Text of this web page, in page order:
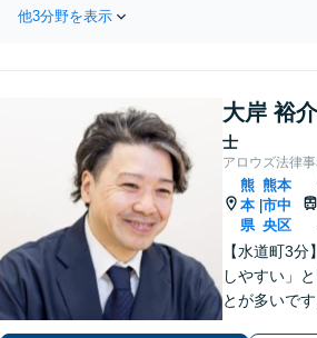
ス。
して
他3分野を表示
大岸 裕
士
アロウズ法律
熊
本
県
|
熊本
市中
央区
【水道町3
しやすい」
とが多いで